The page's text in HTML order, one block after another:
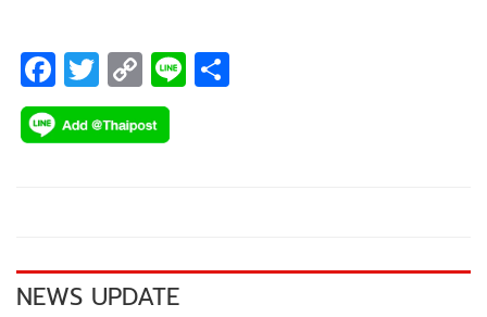
Exclusive Movie Night ขึ้น ณ โรงภาพยนตร์ พารากอน ซีนีเพล็
กซ์ ชั้น 5 ศูนย์การค้าสยามพารากอน
F
ac
e
k
T
wi
tt
C
o
p
k
Li
NEWS UPDATE